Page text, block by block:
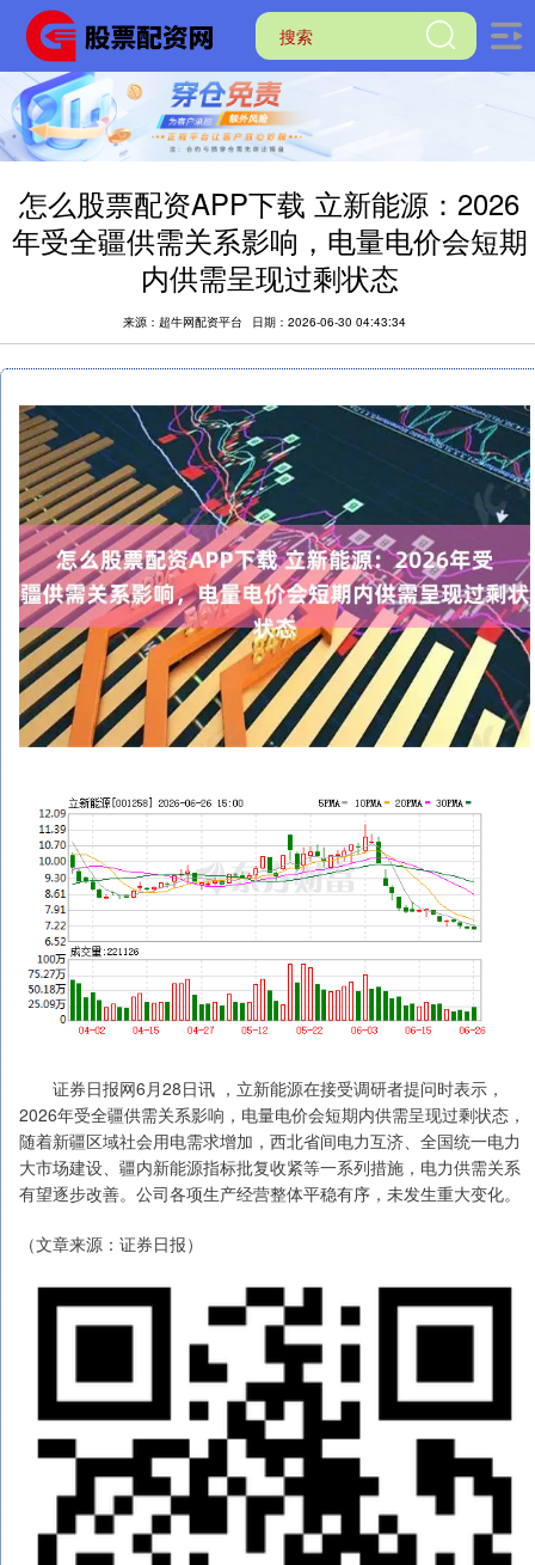
怎么股票配资APP下载 立新能源：2026
年受全疆供需关系影响，电量电价会短期
内供需呈现过剩状态
来源：超牛网配资平台 日期：2026-06-30 04:43:34
证券日报网6月28日讯 ，立新能源在接受调研者提问时表示，
2026年受全疆供需关系影响，电量电价会短期内供需呈现过剩状态，
随着新疆区域社会用电需求增加，西北省间电力互济、全国统一电力
大市场建设、疆内新能源指标批复收紧等一系列措施，电力供需关系
有望逐步改善。公司各项生产经营整体平稳有序，未发生重大变化。
（文章来源：证券日报）